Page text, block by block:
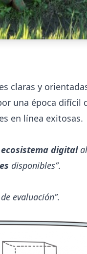
claras y
una época difícil
en línea exitosas.
ecosistema digitalal
disponibles”.
de evaluación”.